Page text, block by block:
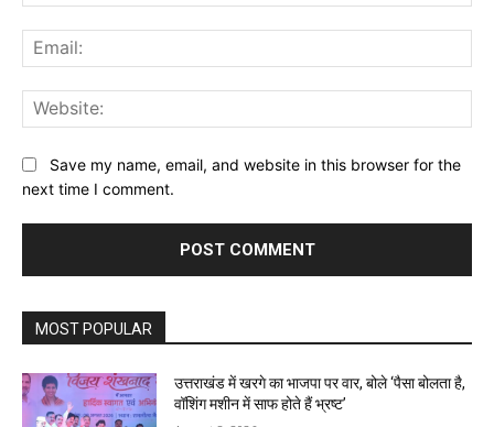
Save my name, email, and website in this browser for the
next time I comment.
MOST POPULAR
उत्तराखंड में खरगे का भाजपा पर वार, बोले ‘पैसा बोलता है,
वॉशिंग मशीन में साफ होते हैं भ्रष्ट’